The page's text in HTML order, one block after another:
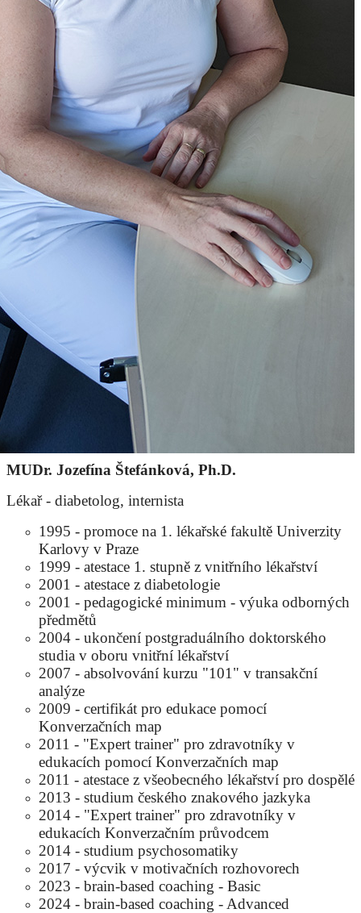
MUDr. Jozefína Štefánková, Ph.D.
Lékař - diabetolog, internista
1995 - promoce na 1. lékařské fakultě Univerzity
Karlovy v Praze
1999 - atestace 1. stupně z vnitřního lékařství
2001 - atestace z diabetologie
2001 - pedagogické minimum - výuka odborných
předmětů
2004 - ukončení postgraduálního doktorského
studia v oboru vnitřní lékařství
2007 - absolvování kurzu "101" v transakční
analýze
2009 - certifikát pro edukace pomocí
Konverzačních map
2011 - "Expert trainer" pro zdravotníky v
edukacích pomocí Konverzačních map
2011 - atestace z všeobecného lékařství pro dospělé
2013 - studium českého znakového jazkyka
2014 - "Expert trainer" pro zdravotníky v
edukacích Konverzačním průvodcem
2014 - studium psychosomatiky
2017 - výcvik v motivačních rozhovorech
2023 - brain-based coaching - Basic
2024 - brain-based coaching - Advanced